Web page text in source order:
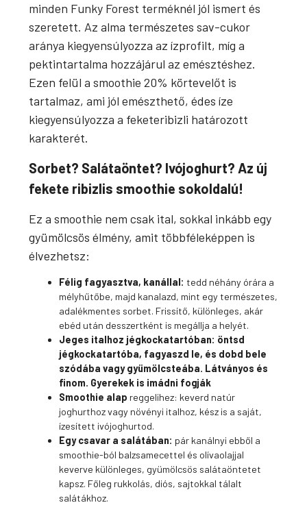
minden Funky Forest terméknél jól ismert és
szeretett. Az alma természetes sav-cukor
aránya kiegyensúlyozza az ízprofilt, míg a
pektintartalma hozzájárul az emésztéshez.
Ezen felül a smoothie 20% körtevelőt is
tartalmaz, ami jól emészthető, édes íze
kiegyensúlyozza a feketeribizli határozott
karakterét.
Sorbet? Salátaöntet? Ivójoghurt? Az új
fekete ribizlis smoothie sokoldalú!
Ez a smoothie nem csak ital, sokkal inkább egy
gyümölcsös élmény, amit többféleképpen is
élvezhetsz:
Félig fagyasztva, kanállal: tedd néhány órára a
mélyhűtőbe, majd kanalazd, mint egy természetes,
adalékmentes sorbet. Frissítő, különleges, akár
ebéd után desszertként is megállja a helyét.
Jeges italhoz jégkockatartóban: öntsd
jégkockatartóba, fagyaszd le, és dobd bele
szódába vagy gyümölcsteába. Látványos és
finom. Gyerekek is imádni fogják
Smoothie alap reggelihez: keverd natúr
joghurthoz vagy növényi italhoz, kész is a saját,
ízesített ivójoghurtod.
Egy csavar a salátában: pár kanálnyi ebből a
smoothie-ból balzsamecettel és olívaolajjal
keverve különleges, gyümölcsös salátaöntetet
kapsz. Főleg rukkolás, diós, sajtokkal tálalt
salátákhoz.